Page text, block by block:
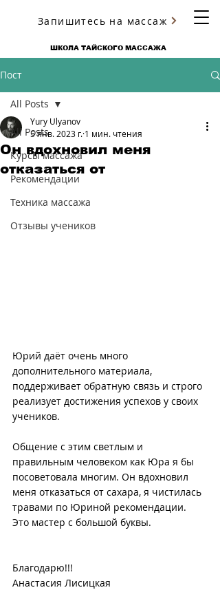
ШКОЛА ТАЙСКОГО МАССАЖА
ЮРИЯ УЛЬЯНОВА
Запишитесь на массаж
Пост
All Posts
Курсы массажа
Рекомендации
Техника массажа
Отзывы учеников
All Posts
Он вдохновил меня
отказаться от
Yury Ulyanov
5 янв. 2023 г. 1 мин. чтения
Юрий даёт очень много
дополнительного материала,
поддерживает обратную связь и строго
реализует достижения успехов у своих
учеников.
Общение с этим светлым и
правильным человеком как Юра я бы
посоветовала многим. Он вдохновил
меня отказаться от сахара, я чистилась
травами по Юриной рекомендации.
Это мастер с большой буквы.
Благодарю!!!
Анастасия Лисицкая